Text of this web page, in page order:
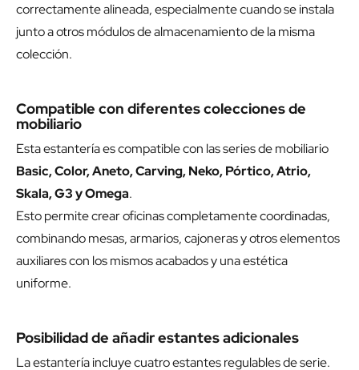
correctamente alineada, especialmente cuando se instala
junto a otros módulos de almacenamiento de la misma
colección.
Compatible con diferentes colecciones de
mobiliario
Esta estantería es compatible con las series de mobiliario
Basic, Color, Aneto, Carving, Neko, Pórtico, Atrio,
Skala, G3 y Omega.
Esto permite crear oficinas completamente coordinadas,
combinando mesas, armarios, cajoneras y otros elementos
auxiliares con los mismos acabados y una estética
uniforme.
Posibilidad de añadir estantes adicionales
La estantería incluye cuatro estantes regulables de serie.